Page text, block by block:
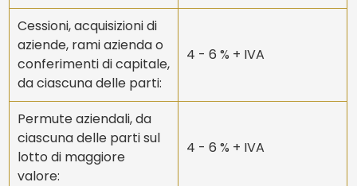
Cessioni, acquisizioni di
aziende, rami azienda o
conferimenti di capitale,
da ciascuna delle parti:
4 - 6 % + IVA
Permute aziendali, da
ciascuna delle parti sul
lotto di maggiore
valore:
4 - 6 % + IVA
AZIENDA
REAL ESTATE
WISHLIST
NEWSLETTER
Scegli il comune
Settore